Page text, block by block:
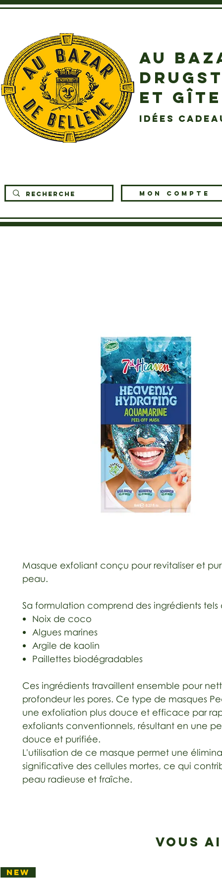
AU
ET
idées
MON COMPTE
Masque exfoliant conçu pour revitaliser et
peau.
Sa formulation comprend des ingrédients tels
Noix de coco
Algues marines
Argile de kaolin
Paillettes biodégradables
Ces ingrédients travaillent ensemble pour
profondeur les pores. Ce type de masques
une exfoliation plus douce et efficace par
exfoliants conventionnels, résultant en une
douce et purifiée.
L'utilisation de ce masque permet une
significative des cellules mortes, ce qui
peau radieuse et fraîche.
VOUS
NEW